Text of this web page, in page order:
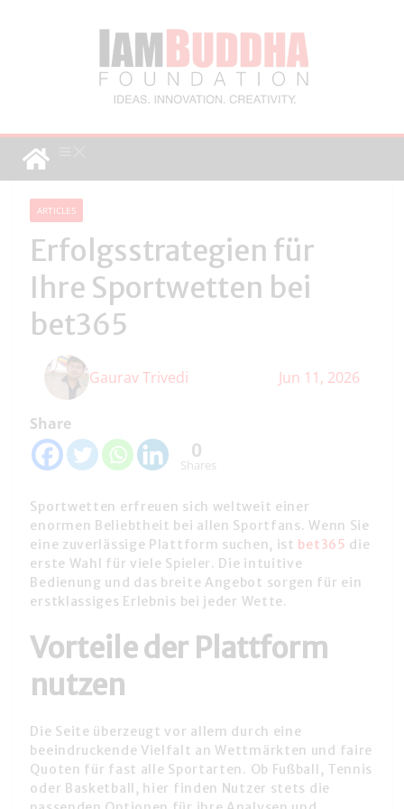
ARTICLES
Erfolgsstrategien für
Ihre Sportwetten bei
bet365
Gaurav Trivedi Jun 11, 2026
Share
0
Shares
Sportwetten erfreuen sich weltweit einer
enormen Beliebtheit bei allen Sportfans. Wenn Sie
eine zuverlässige Plattform suchen, ist bet365 die
erste Wahl für viele Spieler. Die intuitive
Bedienung und das breite Angebot sorgen für ein
erstklassiges Erlebnis bei jeder Wette.
Vorteile der Plattform
nutzen
Die Seite überzeugt vor allem durch eine
beeindruckende Vielfalt an Wettmärkten und faire
Quoten für fast alle Sportarten. Ob Fußball, Tennis
oder Basketball, hier finden Nutzer stets die